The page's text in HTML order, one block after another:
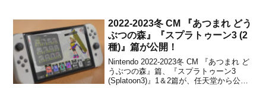
購入の際の参考にしてみてください。全
30ページに渡る発売記念特集本体やJo...
2022-2023冬 CM 『あつまれ どう
ぶつの森』『スプラトゥーン3 (2
種)』篇が公開！
Nintendo 2022-2023冬 CM 『あつまれ ど
うぶつの森』篇、『スプラトゥーン3
(Splatoon3)』1＆2篇が、任天堂から公開